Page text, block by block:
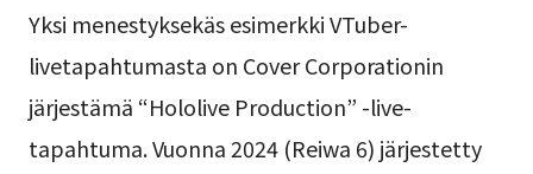
Yksi menestyksekäs esimerkki VTuber-
livetapahtumasta on Cover Corporationin
järjestämä “Hololive Production” -live-
tapahtuma. Vuonna 2024 (Reiwa 6) järjestetty